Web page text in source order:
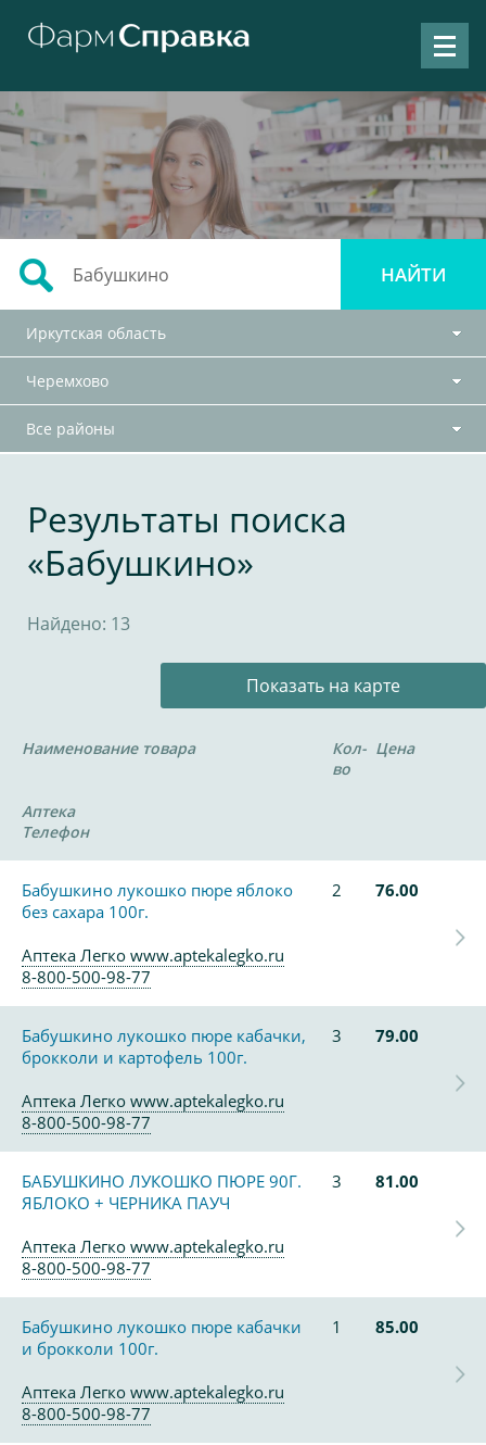
Иркутская область
Черемхово
Все районы
Результаты поиска
«Бабушкино»
Найдено: 13
Показать на карте
Наименование товара
Кол-
во
Цена
Аптека
Телефон
Бабушкино лукошко пюре яблоко
без сахара 100г.
2 76.00
Аптека Легко www.aptekalegko.ru
8-800-500-98-77
Бабушкино лукошко пюре кабачки,
брокколи и картофель 100г.
3 79.00
Аптека Легко www.aptekalegko.ru
8-800-500-98-77
БАБУШКИНО ЛУКОШКО ПЮРЕ 90Г.
ЯБЛОКО + ЧЕРНИКА ПАУЧ
3 81.00
Аптека Легко www.aptekalegko.ru
8-800-500-98-77
Бабушкино лукошко пюре кабачки
и брокколи 100г.
1 85.00
Аптека Легко www.aptekalegko.ru
8-800-500-98-77